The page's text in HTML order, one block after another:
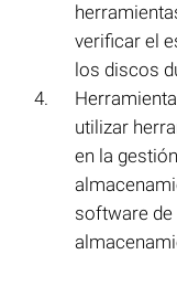
verificar el
los discos
utilizar
en la
software de